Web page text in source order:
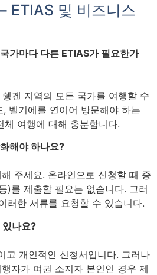
ETIAS 및 비즈니스
가마다 다른 ETIAS가 필요한가
겐 지역의 모든 국가를 여행할 수
벨기에를 연이어 방문해야 하는
체 여행에 대해 충분합니다.
해야 하나요?
주세요. 온라인으로 신청할 때 증
)를 제출할 필요는 없습니다. 그러
러한 서류를 요청할 수 있습니다.
있나요?
고 개인적인 신청서입니다. 그러나
자가 여권 소지자 본인인 경우 제